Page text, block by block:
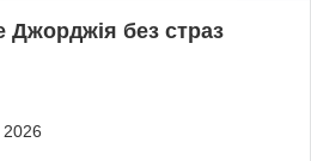
Джорджія без страз